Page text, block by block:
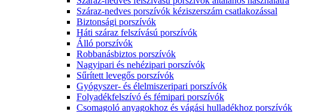
Száraz-nedves porszívók kéziszerszám csatlakozással
Biztonsági porszívók
Háti száraz felszívású porszívók
Álló porszívók
Robbanásbiztos porszívók
Nagyipari és nehézipari porszívók
Sűrített levegős porszívók
Gyógyszer- és élelmiszeripari porszívók
Folyadékfelszívó és fémipari porszívók
Csomagoló anyagokhoz és vágási hulladékhoz porszívók